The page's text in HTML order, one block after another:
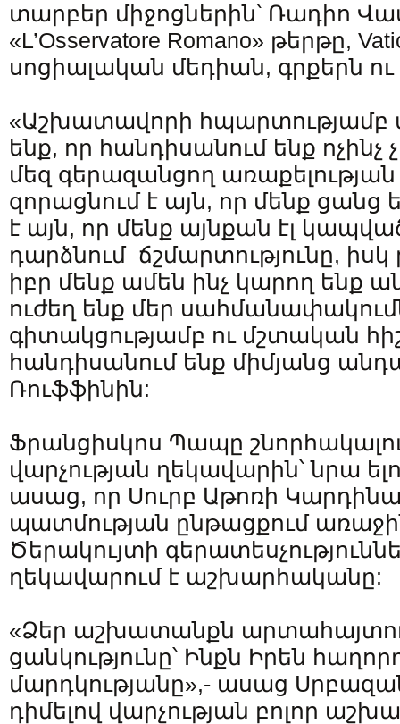
տարբեր միջոցներին՝ Ռադիո
«L’Osservatore Romano» թերթը,
սոցիալական մեդիան, գրքերն ու
«Աշխատավորի հպարտությամբ
ենք, որ հանդիսանում ենք ոչինչ
մեզ գերազանցող
զորացնում է այն, որ մենք ցանց
է այն, որ մենք այնքան էլ
դարձնում ճշմարտությունը, իսկ
իբր մենք ամեն ինչ կարող ենք
ուժեղ ենք մեր
գիտակցությամբ ու մշտական
հանդիսանում ենք միմյանց
Ռուֆֆինին:
Ֆրանցիսկոս Պապը
վարչության ղեկավարին՝ նրա
ասաց, որ Սուրբ Աթոռի
պատմության ընթացքում
Ծերակույտի
ղեկավարում է աշխարհականը:
«Ձեր աշխատանքն
ցանկությունը՝ Ինքն Իրեն
մարդկությանը»,- ասաց
դիմելով վարչության բոլոր